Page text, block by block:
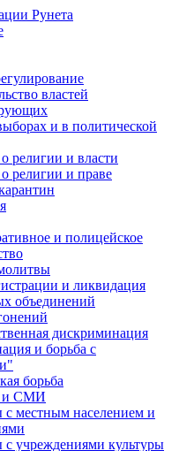
Рунета
властей
и в политической
религии и власти
религии и праве
и полицейское
и ликвидация
объединений
дискриминация
и борьба с
борьба
и СМИ
местным населением и
учреждениями культуры